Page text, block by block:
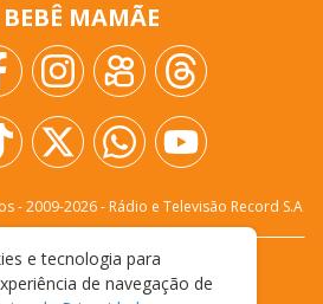
BEBÊ MAMÃE
- 2009-2026- Rádio e Televisão Record S.A
CONOSCO
PRIVACIDADE
e tecnologia para
de navegação de